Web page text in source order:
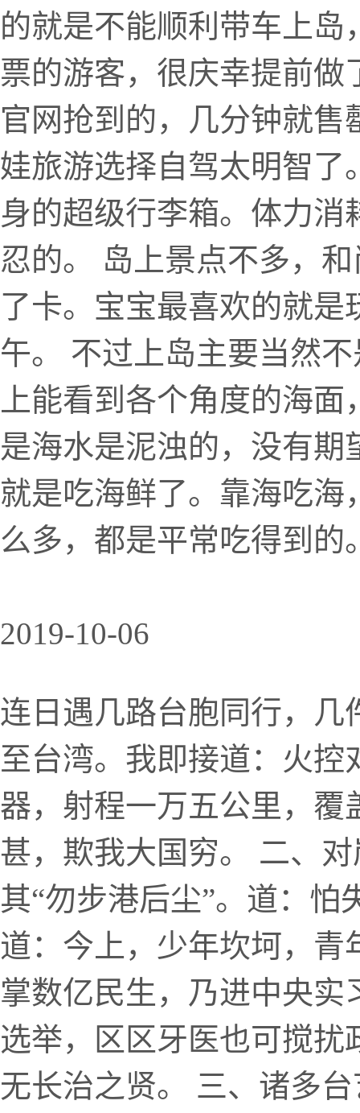
的就是不能顺利带车上
票的游客，很庆幸提前
官网抢到的，几分钟就
娃旅游选择自驾太明智了
身的超级行李箱。体力
忍的。 岛上景点不多，
了卡。宝宝最喜欢的就
午。 不过上岛主要当然
上能看到各个角度的海
是海水是泥浊的，没有
就是吃海鲜了。靠海吃
么多，都是平常吃得到的
2019-10-06
连日遇几路台胞同行，几
至台湾。我即接道：火
器，射程一万五公里，覆
甚，欺我大国穷。 二、
其“勿步港后尘”。道：
道：今上，少年坎坷，
掌数亿民生，乃进中央
选举，区区牙医也可搅
无长治之贤。 三、诸多